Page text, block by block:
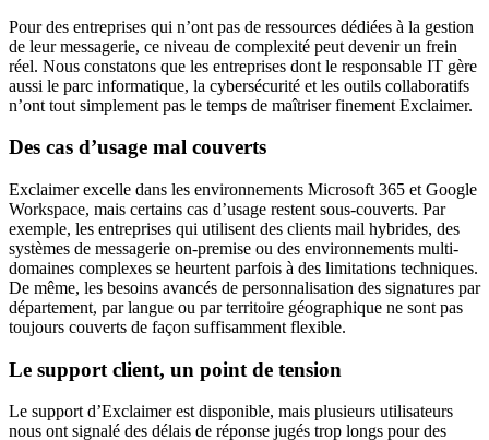
Pour des entreprises qui n’ont pas de ressources dédiées à la gestion
de leur messagerie, ce niveau de complexité peut devenir un frein
réel. Nous constatons que les entreprises dont le responsable IT gère
aussi le parc informatique, la cybersécurité et les outils collaboratifs
n’ont tout simplement pas le temps de maîtriser finement Exclaimer.
Des cas d’usage mal couverts
Exclaimer excelle dans les environnements Microsoft 365 et Google
Workspace, mais certains cas d’usage restent sous-couverts. Par
exemple, les entreprises qui utilisent des clients mail hybrides, des
systèmes de messagerie on-premise ou des environnements multi-
domaines complexes se heurtent parfois à des limitations techniques.
De même, les besoins avancés de personnalisation des signatures par
département, par langue ou par territoire géographique ne sont pas
toujours couverts de façon suffisamment flexible.
Le support client, un point de tension
Le support d’Exclaimer est disponible, mais plusieurs utilisateurs
nous ont signalé des délais de réponse jugés trop longs pour des